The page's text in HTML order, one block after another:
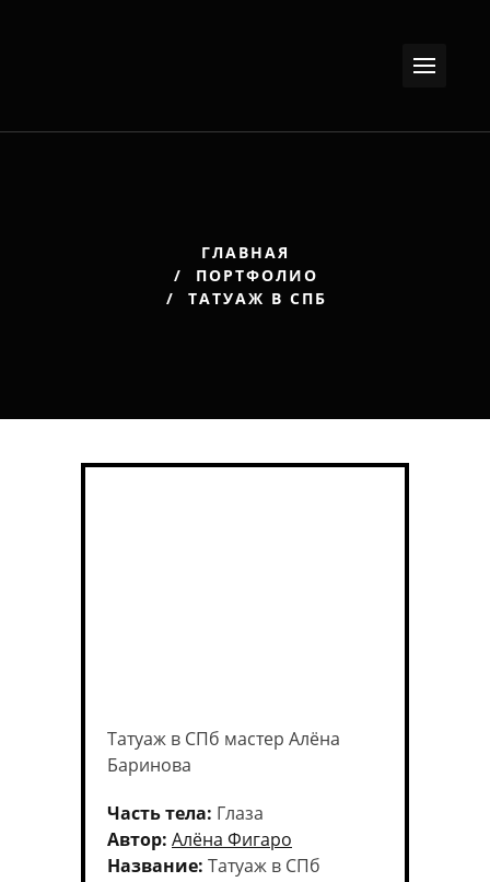
ГЛАВНАЯ
ПОРТФОЛИО
ТАТУАЖ В СПБ
Татуаж в СПб мастер Алёна
Баринова
Часть тела: Глаза
Автор: Алёна Фигаро
Название: Татуаж в СПб